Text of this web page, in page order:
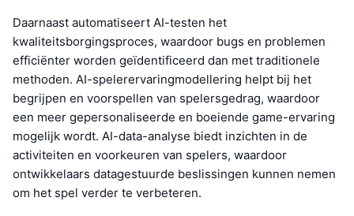
Daarnaast automatiseert AI-testen het
kwaliteitsborgingsproces, waardoor bugs en problemen
efficiënter worden geïdentificeerd dan met traditionele
methoden. AI-spelerervaringmodellering helpt bij het
begrijpen en voorspellen van spelersgedrag, waardoor
een meer gepersonaliseerde en boeiende game-ervaring
mogelijk wordt. AI-data-analyse biedt inzichten in de
activiteiten en voorkeuren van spelers, waardoor
ontwikkelaars datagestuurde beslissingen kunnen nemen
om het spel verder te verbeteren.